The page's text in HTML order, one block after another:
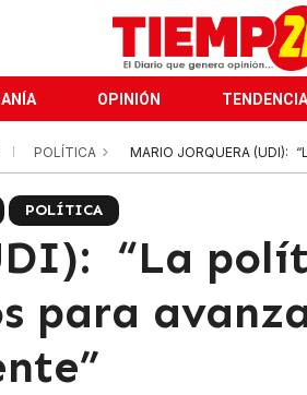
OPINIÓN
POLÍTICA MARIO JORQUERA (UDI):
POLÍTICA
“La
para